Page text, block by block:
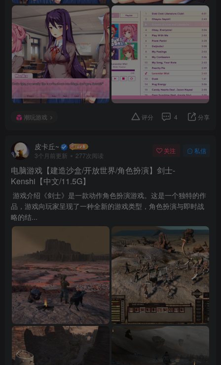
潮玩游戏 评分 4 分享
皮卡丘~
3个月前更新 277次阅读
关注 私信
电脑游戏【建造沙盒/开放世界/角色扮演】剑士-
Kenshi【中文/11.5G】
游戏介绍《剑士》是一款动作角色扮演游戏。这是一个独特的作
品，游戏向玩家呈现了一种全新的游戏类型，角色扮演与即时战
略的结...